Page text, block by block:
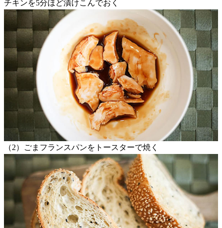
チキンを5分ほど漬けこんでおく
（2）ごまフランスパンをトースターで焼く